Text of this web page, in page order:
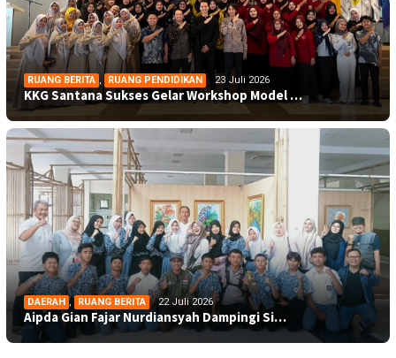
RUANG BERITA , RUANG PENDIDIKAN 23 Juli 2026
KKG Santana Sukses Gelar Workshop Model …
DAERAH , RUANG BERITA 22 Juli 2026
Aipda Gian Fajar Nurdiansyah Dampingi Si…